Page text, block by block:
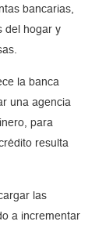
bancarias,
del hogar y
la banca
una agencia
para
resulta
las
a incrementar